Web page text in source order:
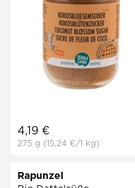
4,19 €
275 g (15,24 €/1 kg)
Rapunzel